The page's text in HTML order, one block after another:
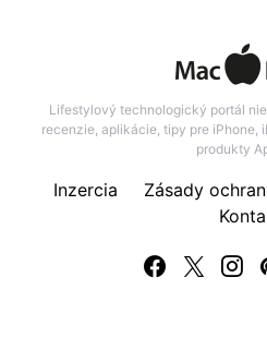
Lifestylový technologický portál
recenzie, aplikácie, tipy pre iPhone,
produkty
Inzercia
Zásady